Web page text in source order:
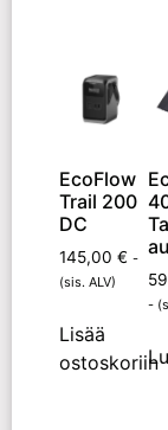
EcoFlow
Trail 200
DC
145,00 € -
(sis. ALV)
Lisää
ostoskoriin
-